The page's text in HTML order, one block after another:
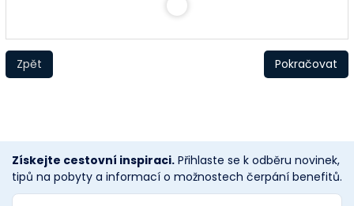
Zpět Pokračovat
Získejte cestovní inspiraci. Přihlaste se k odběru novinek,
tipů na pobyty a informací o možnostech čerpání benefitů.